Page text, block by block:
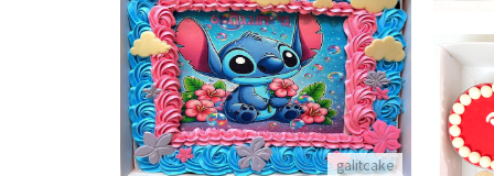
galitcake
עוגת גן סטיץ
פרטים נוספים